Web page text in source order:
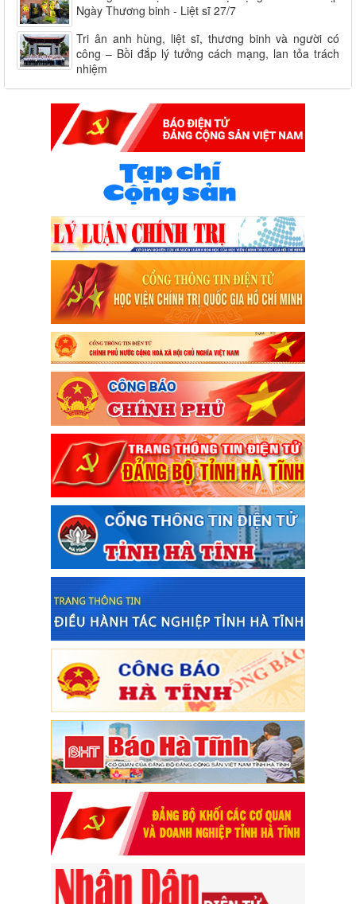
Ngày Thương binh - Liệt sĩ 27/7
Tri ân anh hùng, liệt sĩ, thương binh và người có
công – Bồi đắp lý tưởng cách mạng, lan tỏa trách
nhiệm